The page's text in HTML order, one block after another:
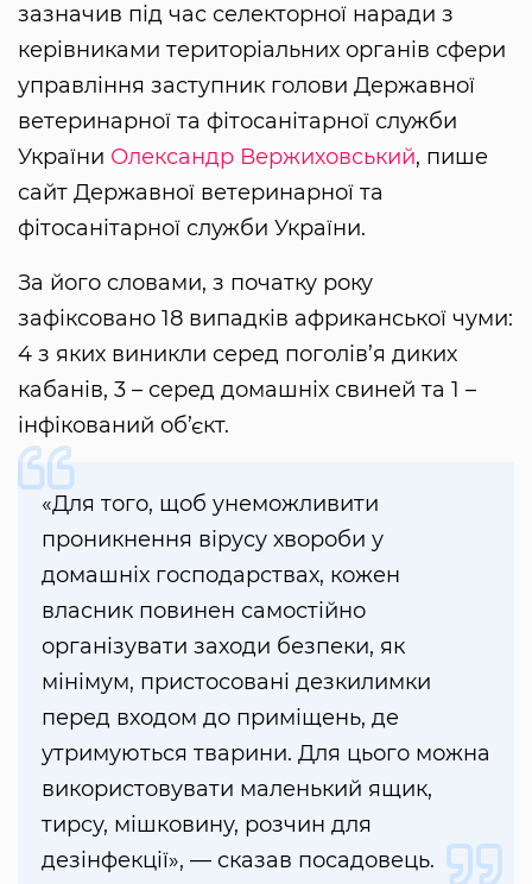
зазначив під час селекторної наради з
керівниками територіальних органів сфери
управління заступник голови Державної
ветеринарної та фітосанітарної служби
України Олександр Вержиховський, пише
сайт Державної ветеринарної та
фітосанітарної служби України.
За його словами, з початку року
зафіксовано 18 випадків африканської чуми:
4 з яких виникли серед поголів’я диких
кабанів, 3 – серед домашніх свиней та 1 –
інфікований об’єкт.
«Для того, щоб унеможливити
проникнення вірусу хвороби у
домашніх господарствах, кожен
власник повинен самостійно
організувати заходи безпеки, як
мінімум, пристосовані дезкилимки
перед входом до приміщень, де
утримуються тварини. Для цього можна
використовувати маленький ящик,
тирсу, мішковину, розчин для
дезінфекції», — сказав посадовець.